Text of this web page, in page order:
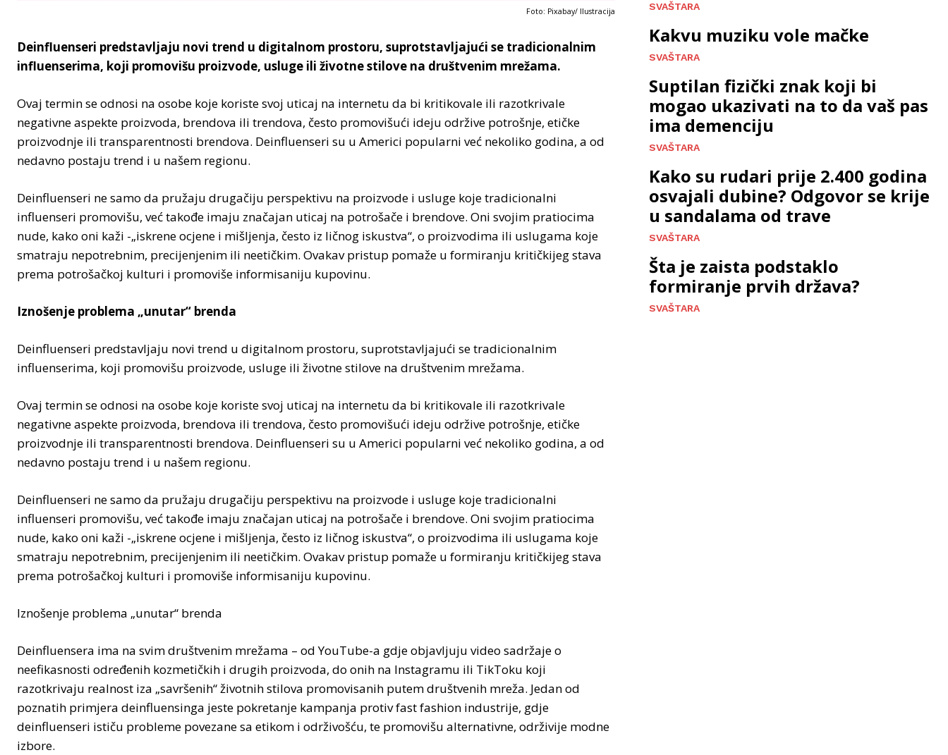
Foto: Pixabay/ Ilustracija
Deinfluenseri predstavljaju novi trend u digitalnom prostoru, suprotstavljajući se tradicionalnim
influenserima, koji promovišu proizvode, usluge ili životne stilove na društvenim mrežama.
Ovaj termin se odnosi na osobe koje koriste svoj uticaj na internetu da bi kritikovale ili razotkrivale
negativne aspekte proizvoda, brendova ili trendova, često promovišući ideju održive potrošnje, etičke
proizvodnje ili transparentnosti brendova. Deinfluenseri su u Americi popularni već nekoliko godina, a od
nedavno postaju trend i u našem regionu.
Deinfluenseri ne samo da pružaju drugačiju perspektivu na proizvode i usluge koje tradicionalni
influenseri promovišu, već takođe imaju značajan uticaj na potrošače i brendove. Oni svojim pratiocima
nude, kako oni kaži -„iskrene ocjene i mišljenja, često iz ličnog iskustva“, o proizvodima ili uslugama koje
smatraju nepotrebnim, precijenjenim ili neetičkim. Ovakav pristup pomaže u formiranju kritičkijeg stava
prema potrošačkoj kulturi i promoviše informisaniju kupovinu.
Iznošenje problema „unutar“ brenda
Deinfluenseri predstavljaju novi trend u digitalnom prostoru, suprotstavljajući se tradicionalnim
influenserima, koji promovišu proizvode, usluge ili životne stilove na društvenim mrežama.
Ovaj termin se odnosi na osobe koje koriste svoj uticaj na internetu da bi kritikovale ili razotkrivale
negativne aspekte proizvoda, brendova ili trendova, često promovišući ideju održive potrošnje, etičke
proizvodnje ili transparentnosti brendova. Deinfluenseri su u Americi popularni već nekoliko godina, a od
nedavno postaju trend i u našem regionu.
Deinfluenseri ne samo da pružaju drugačiju perspektivu na proizvode i usluge koje tradicionalni
influenseri promovišu, već takođe imaju značajan uticaj na potrošače i brendove. Oni svojim pratiocima
nude, kako oni kaži -„iskrene ocjene i mišljenja, često iz ličnog iskustva“, o proizvodima ili uslugama koje
smatraju nepotrebnim, precijenjenim ili neetičkim. Ovakav pristup pomaže u formiranju kritičkijeg stava
prema potrošačkoj kulturi i promoviše informisaniju kupovinu.
Iznošenje problema „unutar“ brenda
Deinfluensera ima na svim društvenim mrežama – od YouTube-a gdje objavljuju video sadržaje o
neefikasnosti određenih kozmetičkih i drugih proizvoda, do onih na Instagramu ili TikToku koji
razotkrivaju realnost iza „savršenih“ životnih stilova promovisanih putem društvenih mreža. Jedan od
poznatih primjera deinfluensinga jeste pokretanje kampanja protiv fast fashion industrije, gdje
deinfluenseri ističu probleme povezane sa etikom i održivošću, te promovišu alternativne, održivije modne
izbore.
SVAŠTARA
Kakvu muziku vole mačke
SVAŠTARA
Suptilan fizički znak koji bi
mogao ukazivati na to da vaš pas
ima demenciju
SVAŠTARA
Kako su rudari prije 2.400 godina
osvajali dubine? Odgovor se krije
u sandalama od trave
SVAŠTARA
Šta je zaista podstaklo
formiranje prvih država?
SVAŠTARA